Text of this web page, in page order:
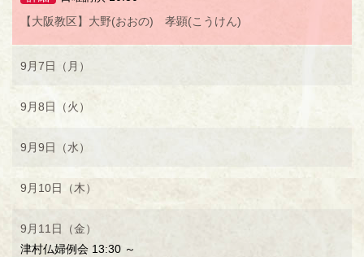
【大阪教区】大野(おおの) 孝顕(こうけん)
9月7日（月）
9月8日（火）
9月9日（水）
9月10日（木）
9月11日（金）
津村仏婦例会 13:30 ～